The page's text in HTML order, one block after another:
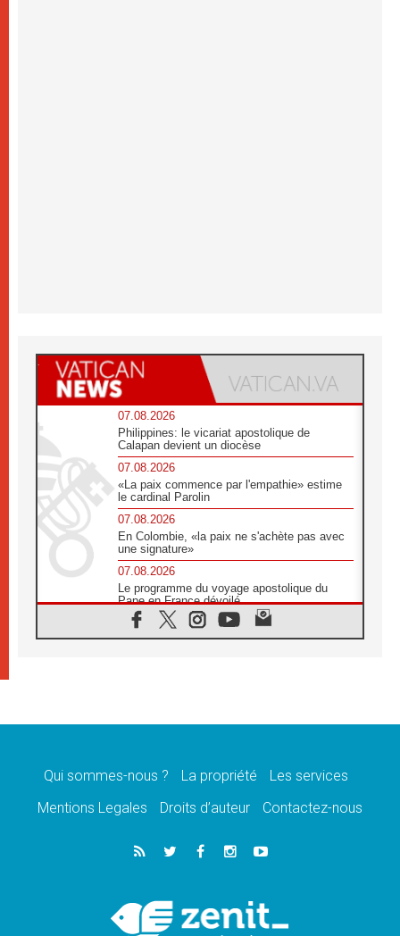
07.08.2026
Philippines: le vicariat apostolique de
Calapan devient un diocèse
07.08.2026
«La paix commence par l'empathie» estime
le cardinal Parolin
07.08.2026
En Colombie, «la paix ne s'achète pas avec
une signature»
07.08.2026
Le programme du voyage apostolique du
Pape en France dévoilé
07.08.2026
1ère Conférence continentale sur l'éducation
07.08.2026
07.08.2026
lancement des «dix jours de prière pour la
06.08.2026
Préparatifs des JMJ 2027 à Séoul: «c'est
Chrétiens et confucéens: respect et sagesse
pour relever les «défis urgents»
Qui sommes-nous ? La propriété
Les services
Mentions Legales
Droits d’auteur Contactez-nous